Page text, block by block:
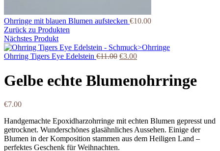
Ohrringe mit blauen Blumen aufstecken €10.00
Zurück zu Produkten
Nächstes Produkt
Ohrring Tigers Eye Edelstein €11.00 €3.00
Gelbe echte Blumenohrringe
€7.00
Handgemachte Epoxidharzohrringe mit echten Blumen gepresst und
getrocknet. Wunderschönes glasähnliches Aussehen. Einige der
Blumen in der Komposition stammen aus dem Heiligen Land –
perfektes Geschenk für Weihnachten.